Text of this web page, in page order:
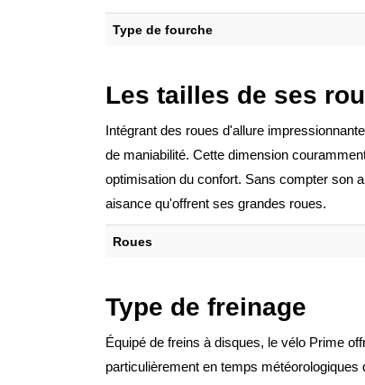
Type de fourche
Les tailles de ses
Intégrant des roues d'allure
de maniabilité. Cette dimension
optimisation du confort. Sans compter son
aisance qu'offrent ses grandes roues.
Roues
Type de freinage
Équipé de freins à disques, le vélo Prime
particulièrement en temps